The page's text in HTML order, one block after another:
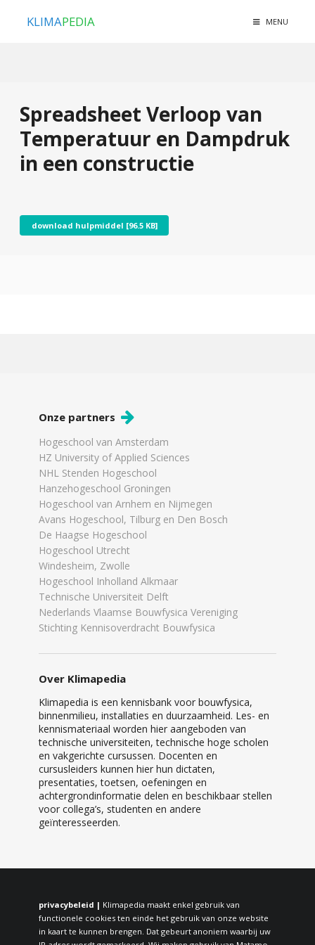
KLIMAPEDIA MENU
Spreadsheet Verloop van
Temperatuur en Dampdruk
in een constructie
download hulpmiddel [96.5 KB]
Onze partners
Hogeschool van Amsterdam
HZ University of Applied Sciences
NHL Stenden Hogeschool
Hanzehogeschool Groningen
Hogeschool van Arnhem en Nijmegen
Avans Hogeschool, Tilburg en Den Bosch
De Haagse Hogeschool
Hogeschool Utrecht
Windesheim, Zwolle
Hogeschool Inholland Alkmaar
Technische Universiteit Delft
Nederlands Vlaamse Bouwfysica Vereniging
Stichting Kennisoverdracht Bouwfysica
Over Klimapedia
Klimapedia is een kennisbank voor bouwfysica,
binnenmilieu, installaties en duurzaamheid. Les- en
kennismateriaal worden hier aangeboden van
technische universiteiten, technische hoge scholen
en vakgerichte cursussen. Docenten en
cursusleiders kunnen hier hun dictaten,
presentaties, toetsen, oefeningen en
achtergrondinformatie delen en beschikbaar stellen
voor collega’s, studenten en andere
geïnteresseerden.
privacybeleid | Klimapedia maakt enkel gebruik van
functionele cookies ten einde het gebruik van onze website
in kaart te kunnen brengen. Dat gebeurt anoniem waarbij uw